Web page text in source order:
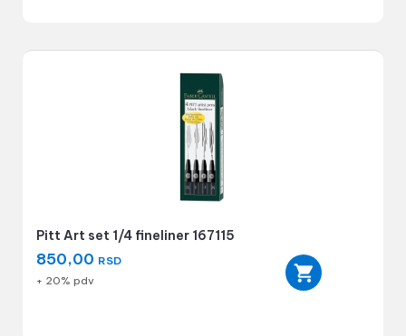
Pitt Art set 1/4 fineliner 167115
850,00 RSD
+ 20% pdv